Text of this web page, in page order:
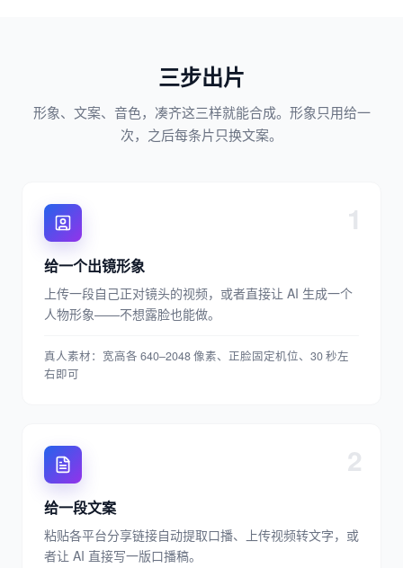
三步出片
形象、文案、音色，凑齐这三样就能合成。形象只用给一
次，之后每条片只换文案。
1
给一个出镜形象
上传一段自己正对镜头的视频，或者直接让 AI 生成一个
人物形象——不想露脸也能做。
真人素材：宽高各 640–2048 像素、正脸固定机位、30 秒左
右即可
2
给一段文案
粘贴各平台分享链接自动提取口播、上传视频转文字，或
者让 AI 直接写一版口播稿。